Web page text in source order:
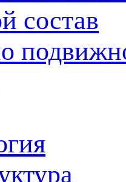
состав